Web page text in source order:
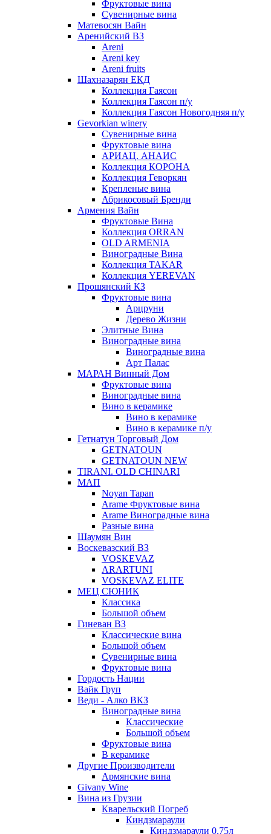
Фруктовые вина
Cувенирные вина
Матевосян Вайн
Аренийский ВЗ
Areni
Areni key
Areni fruits
Шахназарян ЕКД
Коллекция Гаясон
Коллекция Гаясон п/у
Коллекция Гаясон Новогодняя п/у
Gevorkian winery
Сувенирные вина
Фруктовые вина
АРИАЦ. АНАИС
Коллекция КОРОНА
Коллекция Геворкян
Крепленые вина
Абрикосовый Бренди
Армения Вайн
Фруктовые Вина
Коллекция ORRAN
OLD ARMENIA
Виноградные Вина
Коллекция TAKAR
Коллекция YEREVAN
Прошянский КЗ
Фруктовые вина
Арцруни
Дерево Жизни
Элитные Вина
Виноградные вина
Виноградные вина
Арт Палас
МАРАН Винный Дом
Фруктовые вина
Виноградные вина
Вино в керамике
Вино в керамике
Вино в керамике п/у
Гетнатун Торговый Дом
GETNATOUN
GETNATOUN NEW
TIRANI. OLD CHINARI
МАП
Noyan Tapan
Arame Фруктовые вина
Arame Виноградные вина
Разные вина
Шаумян Вин
Воскевазский ВЗ
VOSKEVAZ
ARARTUNI
VOSKEVAZ ELITE
МЕЦ СЮНИК
Классика
Большой объем
Гиневан ВЗ
Классические вина
Большой объем
Сувенирные вина
Фруктовые вина
Гордость Нации
Вайк Груп
Веди - Алко ВКЗ
Виноградные вина
Классические
Большой объем
Фруктовые вина
В керамике
Другие Производители
Армянские вина
Givany Wine
Вина из Грузии
Кварельский Погреб
Киндзмараули
Киндзмараули 0,75л